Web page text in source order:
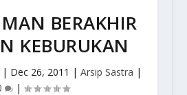
BERAKHIR
KEBURUKAN
| Dec 26, 2011 | Arsip Sastra |
|